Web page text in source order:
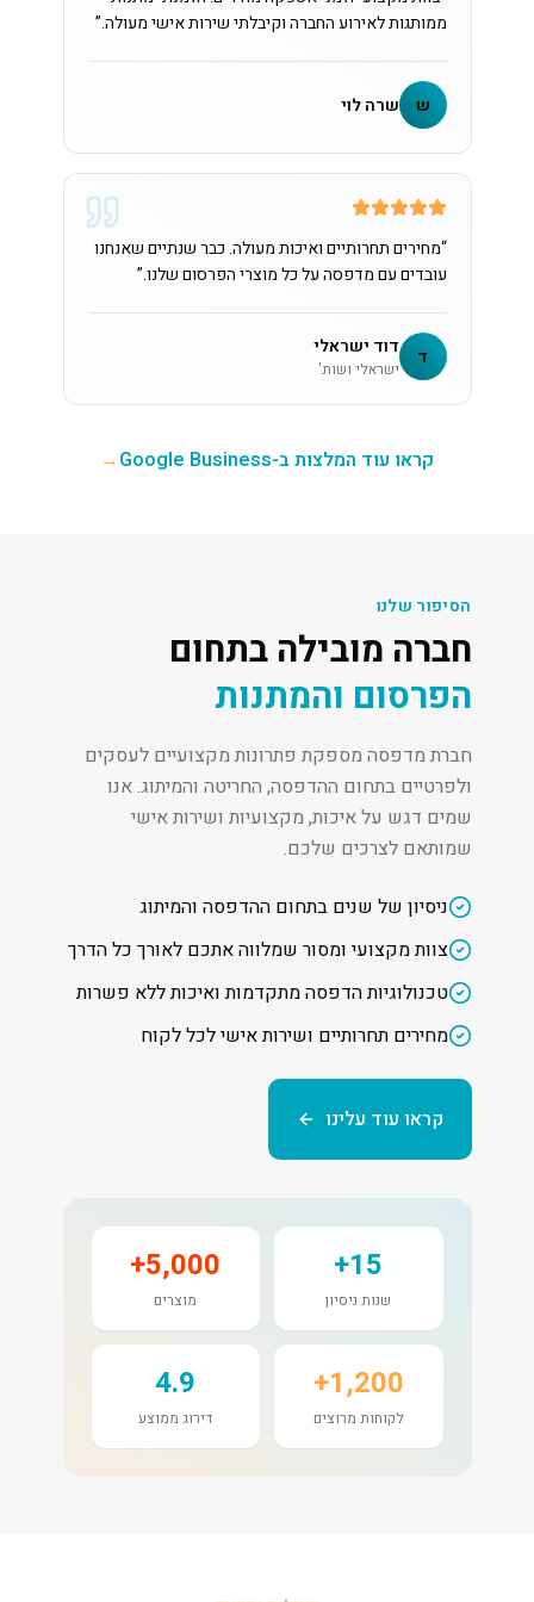
ממותגות לאירוע החברה וקיבלתי שירות אישי מעולה.”
ש שרה לוי
“מחירים תחרותיים ואיכות מעולה. כבר שנתיים שאנחנו
עובדים עם מדפסה על כל מוצרי הפרסום שלנו.”
ד דוד ישראלי
ישראלי ושות'
קראו עוד המלצות ב-Google Business →
הסיפור שלנו
חברה מובילה בתחום
הפרסום והמתנות
חברת מדפסה מספקת פתרונות מקצועיים לעסקים
ולפרטיים בתחום ההדפסה, החריטה והמיתוג. אנו
שמים דגש על איכות, מקצועיות ושירות אישי
שמותאם לצרכים שלכם.
ניסיון של שנים בתחום ההדפסה והמיתוג
צוות מקצועי ומסור שמלווה אתכם לאורך כל הדרך
טכנולוגיות הדפסה מתקדמות ואיכות ללא פשרות
מחירים תחרותיים ושירות אישי לכל לקוח
קראו עוד עלינו
15+
שנות ניסיון
5,000+
מוצרים
1,200+
לקוחות מרוצים
4.9
דירוג ממוצע